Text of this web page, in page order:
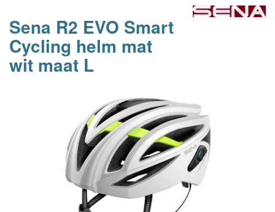
Sena R2 EVO Smart
Cycling helm mat
wit maat L